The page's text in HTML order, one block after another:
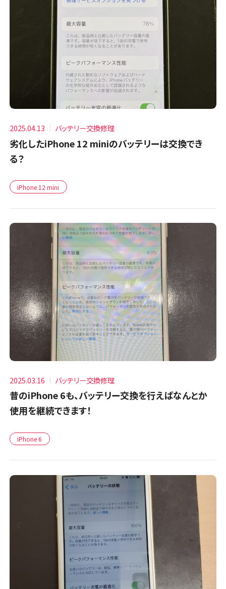
2025.04.13 バッテリー交換修理
劣化したiPhone 12 miniのバッテリーは交換でき
る？
iPhone 12 mini
2025.03.16 バッテリー交換修理
昔のiPhone 6も、バッテリー交換を行えばなんとか
使用を継続できます！
iPhone 6